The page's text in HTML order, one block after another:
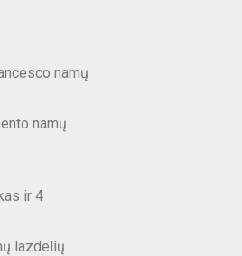
namų
namų
ir 4
lazdelių